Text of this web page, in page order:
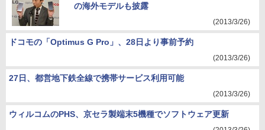
の海外モデルも披露
(2013/3/26)
ドコモの「Optimus G Pro」、28日より事前予約
(2013/3/26)
27日、都営地下鉄全線で携帯サービス利用可能
(2013/3/26)
ウィルコムのPHS、京セラ製端末5機種でソフトウェア更新